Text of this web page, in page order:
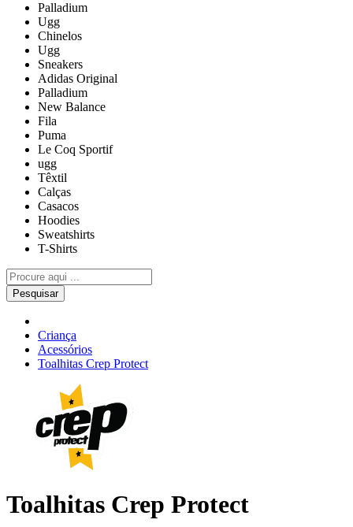
Palladium
Ugg
Chinelos
Ugg
Sneakers
Adidas Original
Palladium
New Balance
Fila
Puma
Le Coq Sportif
ugg
Têxtil
Calças
Casacos
Hoodies
Sweatshirts
T-Shirts
Pesquisar
Criança
Acessórios
Toalhitas Crep Protect
Toalhitas Crep Protect